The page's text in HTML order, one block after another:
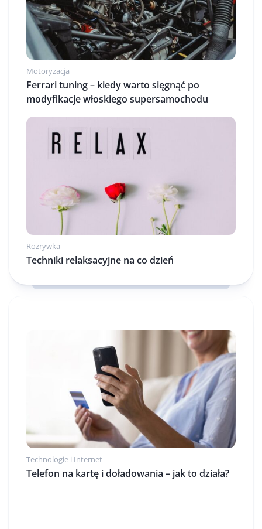
Motoryzacja
Ferrari tuning – kiedy warto sięgnąć po
modyfikacje włoskiego supersamochodu
Rozrywka
Techniki relaksacyjne na co dzień
Technologie i Internet
Telefon na kartę i doładowania – jak to działa?